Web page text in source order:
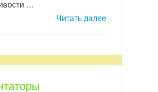
…
Читать далее